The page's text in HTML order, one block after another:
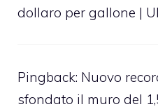
dollaro per gallone |
Pingback: Nuovo
sfondato il muro del